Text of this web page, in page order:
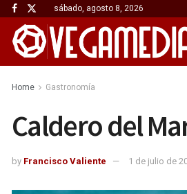
sábado, agosto 8, 2026
Home Gastronomía
Caldero del
by Francisco Valiente 1 de julio de